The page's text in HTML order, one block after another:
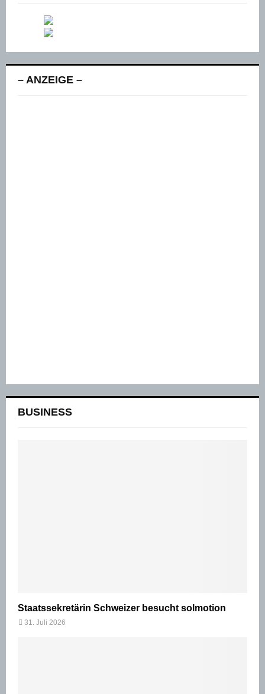
– ANZEIGE –
BUSINESS
Staatssekretärin Schweizer besucht solmotion
31. Juli 2026